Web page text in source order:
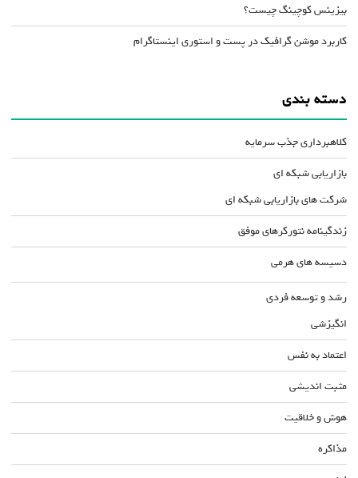
بیزینس کوچینگ چیست؟
کاربرد موشن گرافیک در پست و استوری اینستاگرام
دسته بندی
کلاهبرداری جذب سرمایه
بازاریابی شبکه ای
شرکت های بازاریابی شبکه ای
زندگینامه نتورکرهای موفق
دسیسه های هرمی
رشد و توسعه فردی
انگیزشی
اعتماد به نفس
مثبت اندیشی
هوش و خلاقیت
مذاکره